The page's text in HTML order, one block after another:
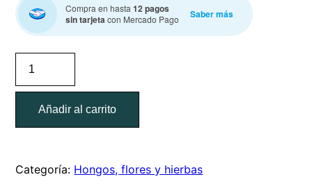
Compra en hasta 12 pagos
sin tarjetacon Mercado Pago Saber más
manojo
100g
Añadir al carrito
Categoría: Hongos, flores y hierbas